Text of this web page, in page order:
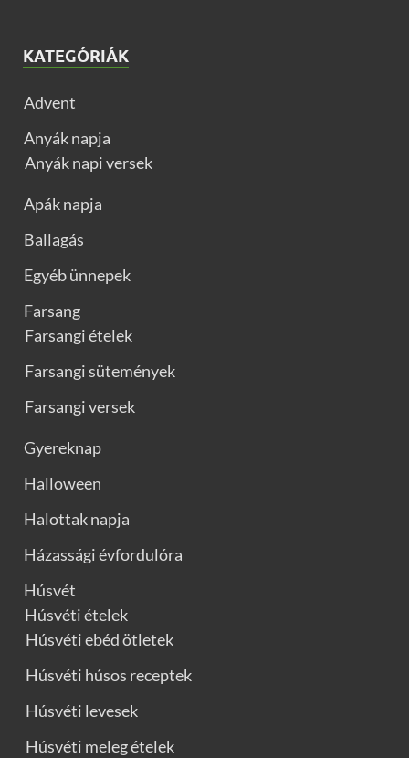
KATEGÓRIÁK
Advent
Anyák napja
Anyák napi versek
Apák napja
Ballagás
Egyéb ünnepek
Farsang
Farsangi ételek
Farsangi sütemények
Farsangi versek
Gyereknap
Halloween
Halottak napja
Házassági évfordulóra
Húsvét
Húsvéti ételek
Húsvéti ebéd ötletek
Húsvéti húsos receptek
Húsvéti levesek
Húsvéti meleg ételek